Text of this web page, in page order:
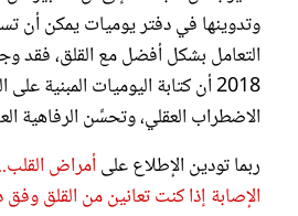
وتدوينها في دفتر يوميات يمكن أن
التعامل بشكل أفضل مع القلق، فقد
2018 أن كتابة اليوميات المبنية
الاضطراب العقلي، وتحسِّن الرفاهية
ربما تودين الإطلاع علىأمراض
الإصابة إذا كنت تعانين من القلق